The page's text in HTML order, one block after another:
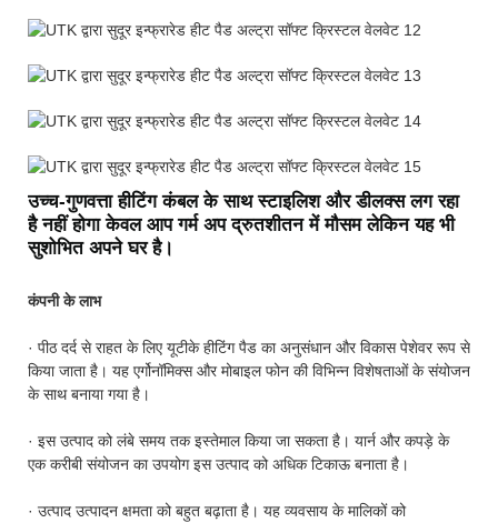
उच्च-गुणवत्ता हीटिंग कंबल के साथ स्टाइलिश और डीलक्स लग रहा
है नहीं होगा केवल आप गर्म अप द्रुतशीतन में मौसम लेकिन यह भी
सुशोभित अपने घर है।
कंपनी के लाभ
· पीठ दर्द से राहत के लिए यूटीके हीटिंग पैड का अनुसंधान और विकास पेशेवर रूप से
किया जाता है। यह एर्गोनॉमिक्स और मोबाइल फोन की विभिन्न विशेषताओं के संयोजन
के साथ बनाया गया है।
· इस उत्पाद को लंबे समय तक इस्तेमाल किया जा सकता है। यार्न और कपड़े के
एक करीबी संयोजन का उपयोग इस उत्पाद को अधिक टिकाऊ बनाता है।
· उत्पाद उत्पादन क्षमता को बहुत बढ़ाता है। यह व्यवसाय के मालिकों को